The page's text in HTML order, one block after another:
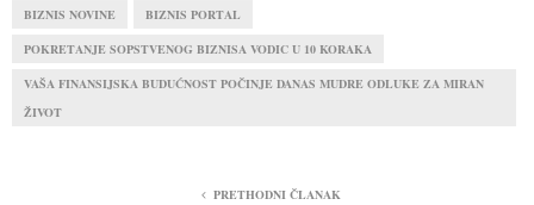
BIZNIS NOVINE BIZNIS PORTAL
POKRETANJE SOPSTVENOG BIZNISA VODIC U 10 KORAKA
VAŠA FINANSIJSKA BUDUĆNOST POČINJE DANAS MUDRE ODLUKE ZA MIRAN
ŽIVOT
PRETHODNI ČLANAK